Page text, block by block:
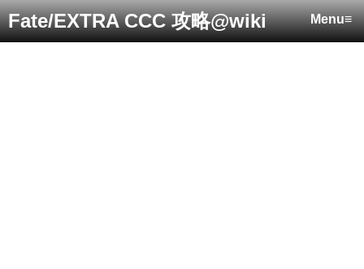
Menu≡
Fate/EXTRA CCC 攻略@wiki